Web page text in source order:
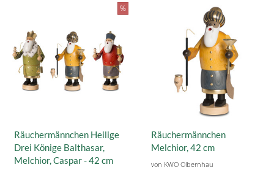
%
Räuchermännchen Heilige
Drei Könige Balthasar,
Melchior, Caspar - 42 cm
Räuchermännchen
Melchior, 42 cm
von KWO Olbernhau